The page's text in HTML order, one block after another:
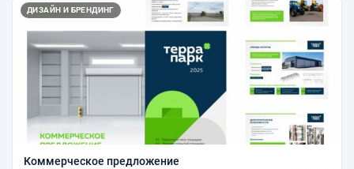
ДИЗАЙН И БРЕНДИНГ
Коммерческое предложение